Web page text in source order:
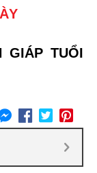
GIÁP TUỔI